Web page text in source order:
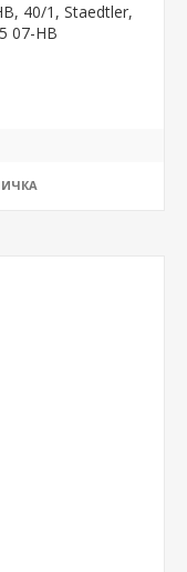
40/1, Staedtler,
07-HB